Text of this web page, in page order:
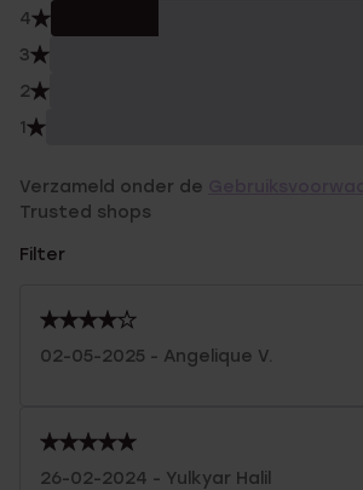
4
3
2
1
Verzameld onder de
Trusted shops
Filter
02-05-2025 - Angelique V.
26-02-2024 - Yulkyar Halil